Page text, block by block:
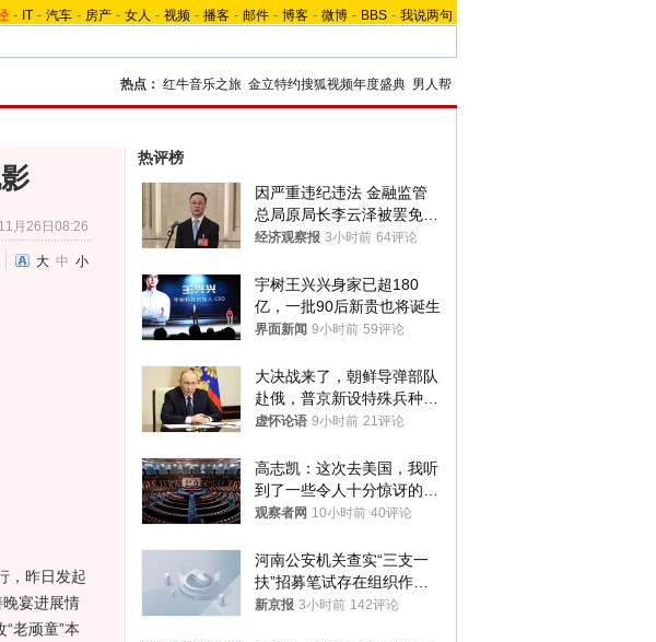
- IT - 汽车 - 房产 - 女人 - 视频 - 播客 - 邮件 - 博客 - 微博 - BBS - 我说两句
热点： 红牛音乐之旅 金立特约搜狐视频年度盛典 男人帮
月26日08:26
大 中 小
，昨日发起
宴进展情
老顽童”本
热评榜
因严重违纪违法 金融监管
总局原局长李云泽被罢免全
国人大代表
经济观察报 3小时前 64评论
宇树王兴兴身家已超180
亿，一批90后新贵也将诞生
界面新闻 9小时前 59评论
大决战来了，朝鲜导弹部队
赴俄，普京新设特殊兵种，
76岁老将扛旗
虚怀论语 9小时前 21评论
高志凯：这次去美国，我听
到了一些令人十分惊讶的消
息
观察者网 10小时前 40评论
河南公安机关查实“三支一
扶”招募笔试存在组织作弊
犯罪行为
新京报 3小时前 142评论